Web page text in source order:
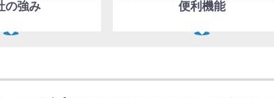
の強み 便利機能